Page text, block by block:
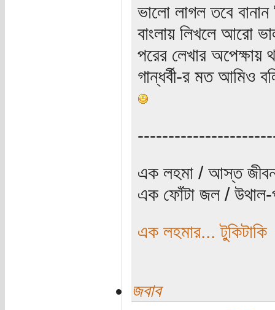
ভালো লাগল তবে
বাংলায় লিখলে আরো
পরের লেখার অপেক্ষায়
গান্ধর্বী-র মত আমিও
এক লহমা / আস্ত
এক ফোঁটা জল /
এক লহমার... টুকিটাকি
জবাব